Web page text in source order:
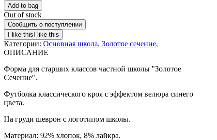
Add to bag
Out of stock
Сообщить о поступлении
Категории: Основная школа, Золотое сечение,
ОПИСАНИЕ
Форма для старших классов частной школы "Золотое
Сечение".
Футболка классического кроя с эффектом велюра синего
цвета.
На груди шеврон с логотипом школы.
Материал: 92% хлопок, 8% лайкра.